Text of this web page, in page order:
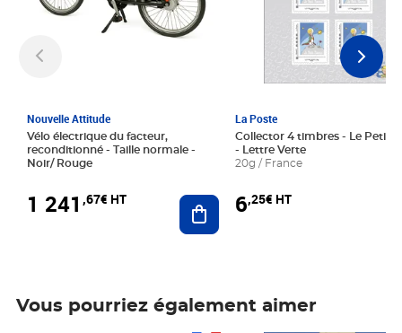
Nouvelle Attitude
Vélo électrique du facteur,
reconditionné - Taille normale -
Noir/ Rouge
1 241 ,67€ HT Ajouter au panier
La Poste
Collector 4 timbres - Le Petit
- Lettre Verte
20g / France
6,25€ HT
Vous pourriez également aimer